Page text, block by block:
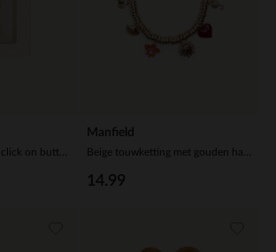
Manfield
14.99